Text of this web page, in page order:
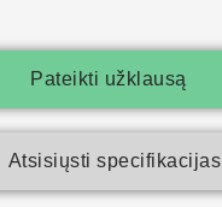
Pateikti užklausą
Atsisiųsti specifikacijas